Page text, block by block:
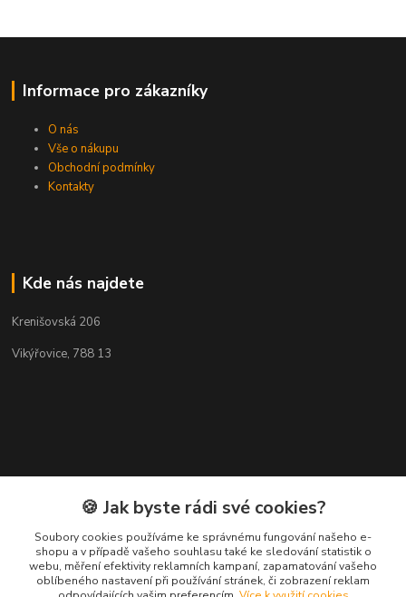
Informace pro zákazníky
O nás
Vše o nákupu
Obchodní podmínky
Kontakty
Kde nás najdete
Krenišovská 206
Vikýřovice, 788 13
Kontakty
🍪 Jak byste rádi své cookies?
Soubory cookies používáme ke správnému fungování našeho e-
shopu a v případě vašeho souhlasu také ke sledování statistik o
webu, měření efektivity reklamních kampaní, zapamatování vašeho
oblíbeného nastavení při používání stránek, či zobrazení reklam